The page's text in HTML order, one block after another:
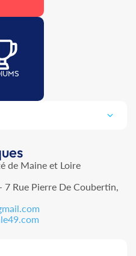
de Maine et Loire
Rue Pierre De Coubertin,